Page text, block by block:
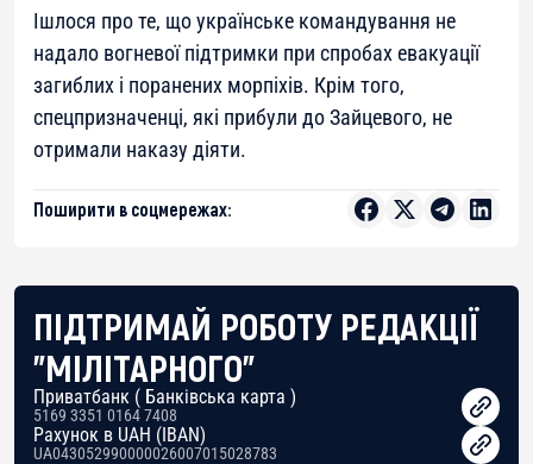
Ішлося про те, що українське командування не
надало вогневої підтримки при спробах евакуації
загиблих і поранених морпіхів. Крім того,
спецпризначенці, які прибули до Зайцевого, не
отримали наказу діяти.
Поширити в соцмережах:
ПІДТРИМАЙ РОБОТУ РЕДАКЦІЇ
"МІЛІТАРНОГО"
Приватбанк ( Банківська карта )
5169 3351 0164 7408
Рахунок в UAH (IBAN)
UA043052990000026007015028783